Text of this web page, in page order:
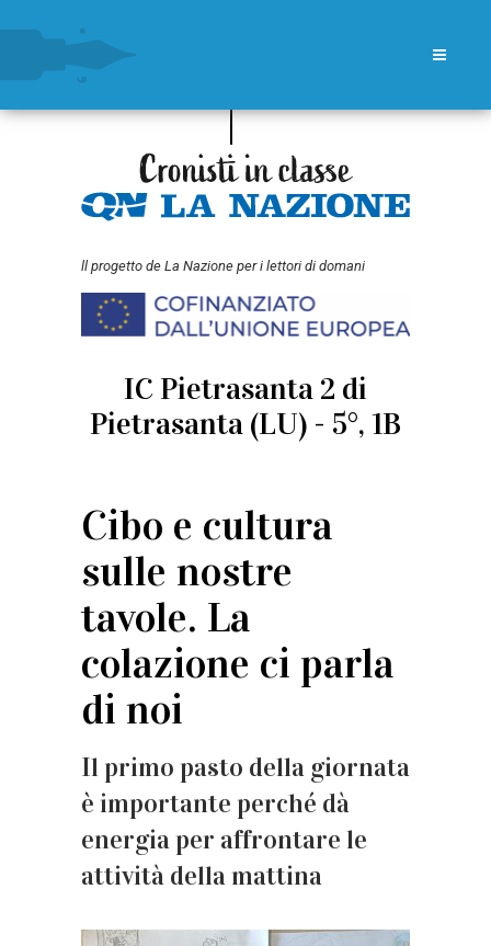
ll progetto de La Nazione per i lettori di domani
IC Pietrasanta 2 di
Pietrasanta (LU) - 5°, 1B
Cibo e cultura
sulle nostre
tavole. La
colazione ci parla
di noi
Il primo pasto della giornata
è importante perché dà
energia per affrontare le
attività della mattina